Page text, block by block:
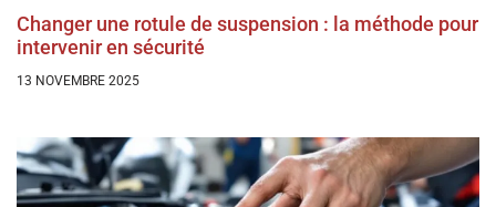
Changer une rotule de suspension : la méthode pour
intervenir en sécurité
13 NOVEMBRE 2025